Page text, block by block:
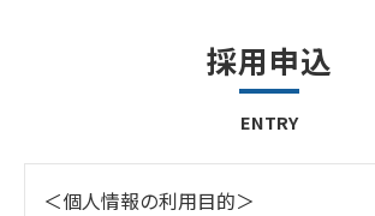
採用申込
ENTRY
＜個人情報の利用目的＞